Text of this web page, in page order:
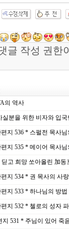
의 역사
실분을 위한 비자와 입
지 536 * 스펄전 목사님
지 535 * 메이어 목사님
딛고 희망 쏘아올린 加동
지 534 * 권 목사의 사
지 533 * 하나님의 방법
지 532 * 첼로의 성자
지 531 * 주님이 있어 죽